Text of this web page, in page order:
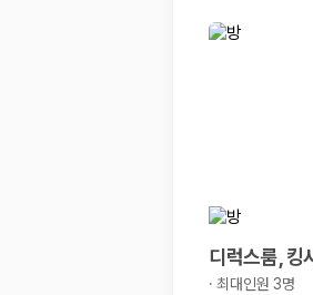
더 높은 보장 조건을 원하는
카모아는 제주렌트카부터 국내·해외 렌트카
디럭스룸, 킹
·최대인원 3명